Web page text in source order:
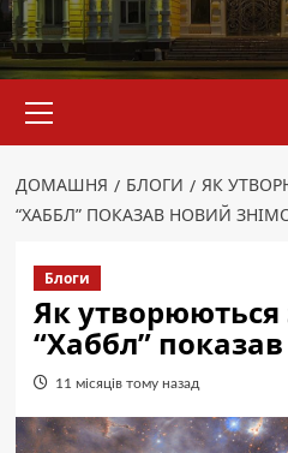
меню
ДОМАШНЯ БЛОГИ
ЯК
“ХАББЛ” ПОКАЗАВ НОВИЙ
Блоги
Як утворюються
“Хаббл”
11 місяців тому назад